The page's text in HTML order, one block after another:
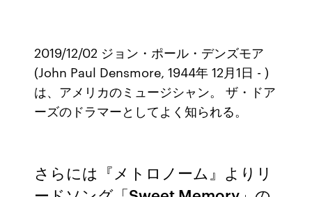
2019/12/02 ジョン・ポール・デンズモア
(John Paul Densmore, 1944年 12月1日 - )
は、アメリカのミュージシャン。 ザ・ドア
ーズのドラマーとしてよく知られる。
さらには『メトロノーム』よりリ